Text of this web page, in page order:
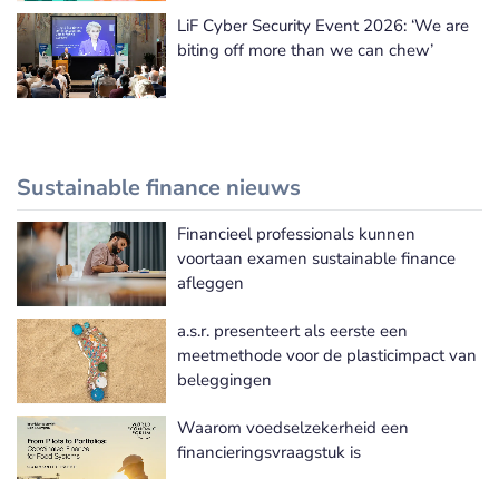
LiF Cyber Security Event 2026: ‘We are
biting off more than we can chew’
Sustainable finance nieuws
Meer Sustainable finance nieuws
Financieel professionals kunnen
voortaan examen sustainable finance
afleggen
a.s.r. presenteert als eerste een
meetmethode voor de plasticimpact van
beleggingen
Waarom voedselzekerheid een
financieringsvraagstuk is